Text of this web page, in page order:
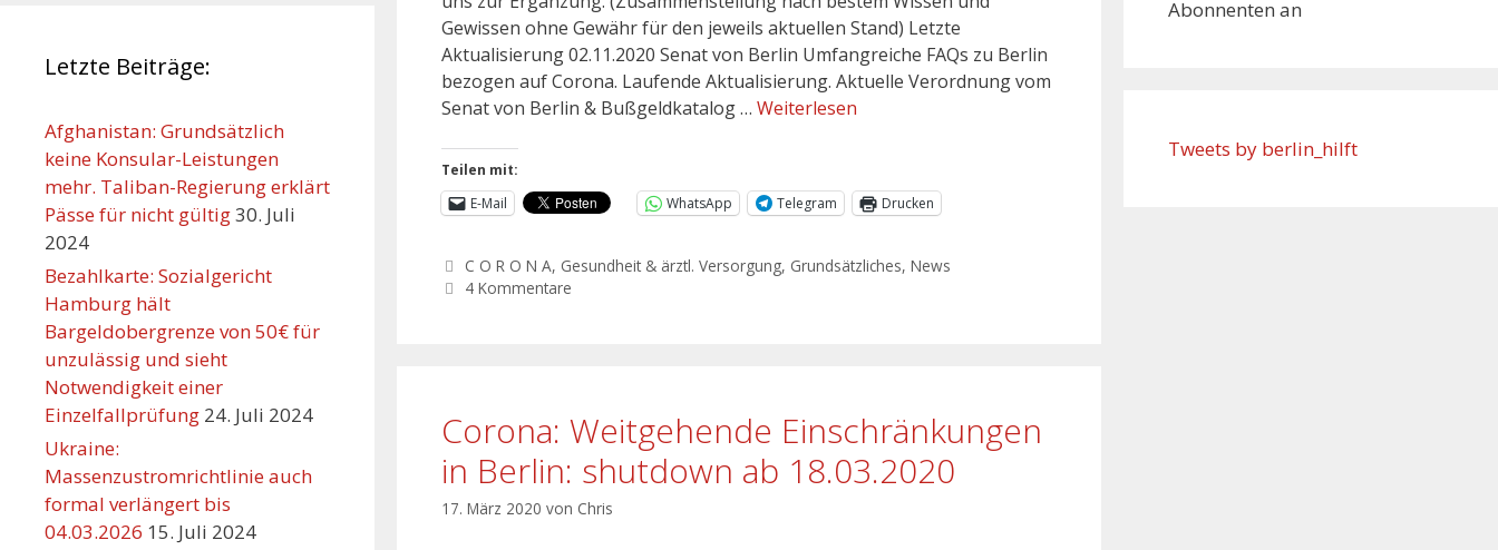
Gewissen ohne Gewähr für den jeweils aktuellen Stand) Letzte
Aktualisierung 02.11.2020 Senat von Berlin Umfangreiche FAQs zu Berlin
bezogen auf Corona. Laufende Aktualisierung. Aktuelle Verordnung vom
Senat von Berlin & Bußgeldkatalog … Weiterlesen
Teilen mit:
E-Mail
WhatsApp Telegram Drucken
C O R O N A, Gesundheit & ärztl. Versorgung, Grundsätzliches,News
4 Kommentare
Corona: Weitgehende Einschränkungen
in Berlin: shutdown ab 18.03.2020
17. März 2020 von Chris
Letzte Beiträge:
Afghanistan: Grundsätzlich
keine Konsular-Leistungen
mehr. Taliban-Regierung erklärt
Pässe für nicht gültig30. Juli
2024
Bezahlkarte: Sozialgericht
Hamburg hält
Bargeldobergrenze von 50€ für
unzulässig und sieht
Notwendigkeit einer
Einzelfallprüfung 24. Juli 2024
Ukraine:
Massenzustromrichtlinie auch
formal verlängert bis
04.03.2026 15. Juli 2024
Abonnenten an
Tweets by berlin_hilft